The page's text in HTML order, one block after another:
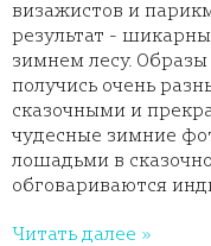
визажистов и
результат -
зимнем лесу.
получись очень
сказочными и
чудесные зимние
лошадьми в
обговариваются
Читать далее »